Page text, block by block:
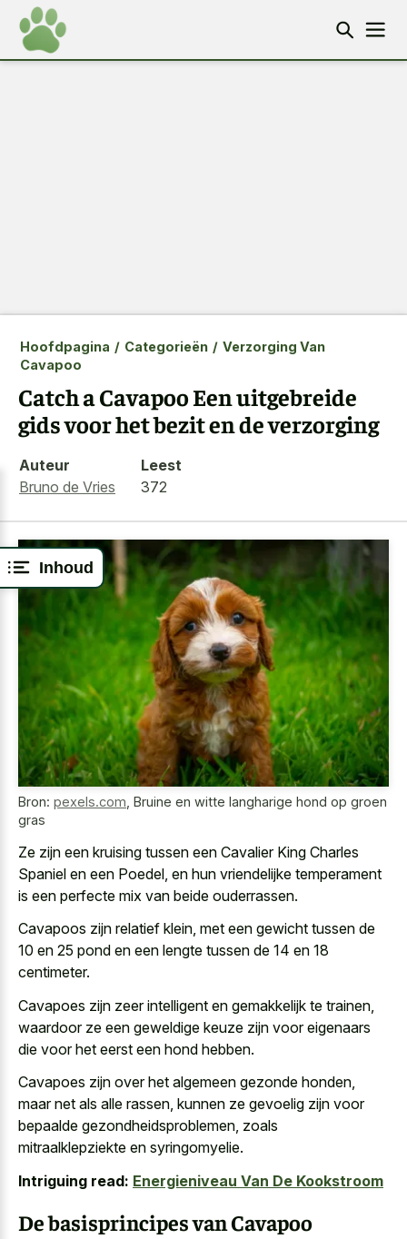
Inhoud
Hoofdpagina / Categorieën / Verzorging Van
Cavapoo
Catch a Cavapoo Een uitgebreide
gids voor het bezit en de verzorging
Auteur
Bruno de Vries
Leest
372
Bron: pexels.com Bruine en witte langharige hond op groen
gras
Ze zijn een kruising tussen een Cavalier King Charles
Spaniel en een Poedel, en hun vriendelijke temperament
is een perfecte mix van beide ouderrassen.
Cavapoos zijn relatief klein, met een gewicht tussen de
10 en 25 pond en een lengte tussen de 14 en 18
centimeter.
Cavapoes zijn zeer intelligent en gemakkelijk te trainen,
waardoor ze een geweldige keuze zijn voor eigenaars
die voor het eerst een hond hebben.
Cavapoes zijn over het algemeen gezonde honden,
maar net als alle rassen, kunnen ze gevoelig zijn voor
bepaalde gezondheidsproblemen, zoals
mitraalklepziekte en syringomyelie.
Intriguing read: Energieniveau Van De Kookstroom
De basisprincipes van Cavapoo